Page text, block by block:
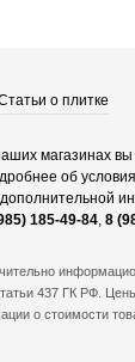
о плитке
магазинах
об
185-49-84, 8
437 ГК РФ.
о стоимости